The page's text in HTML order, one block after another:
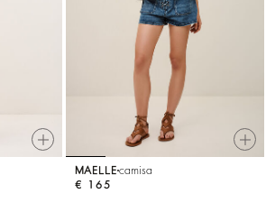
MAELLE camisa
€ 165